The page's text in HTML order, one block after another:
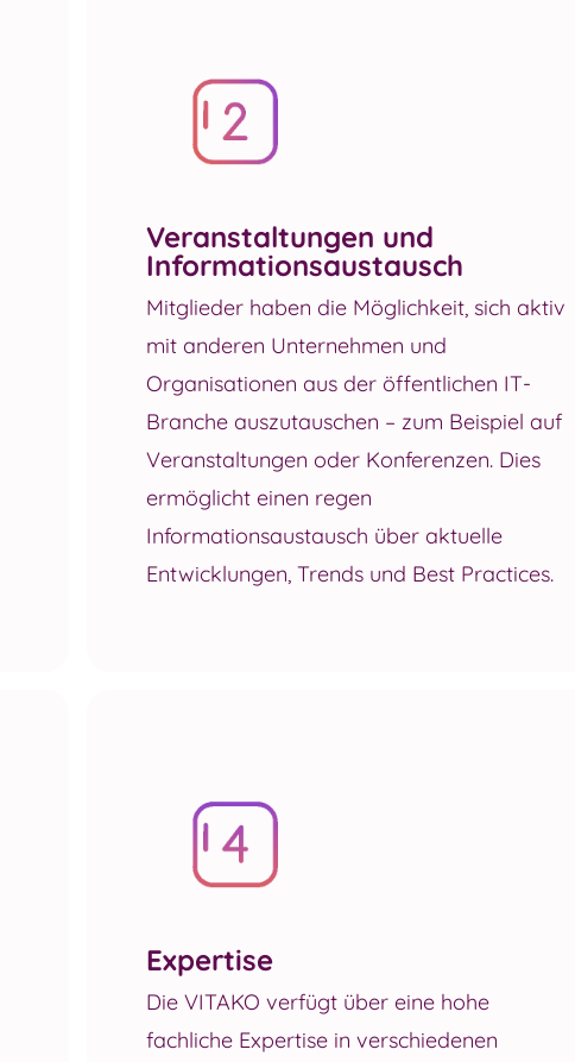
Veranstaltungen und
Informationsaustausch
Mitglieder haben die Möglichkeit, sich aktiv
mit anderen Unternehmen und
Organisationen aus der öffentlichen IT-
Branche auszutauschen – zum Beispiel auf
Veranstaltungen oder Konferenzen. Dies
ermöglicht einen regen
Informationsaustausch über aktuelle
Entwicklungen, Trends und Best Practices.
Expertise
Die VITAKO verfügt über eine hohe
fachliche Expertise in verschiedenen